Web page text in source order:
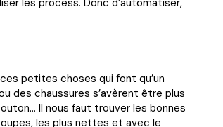
les process. Donc d’automatiser,
petites choses qui font qu’un
des chaussures s’avèrent être plus
Il nous faut trouver les bonnes
les plus nettes et avec le